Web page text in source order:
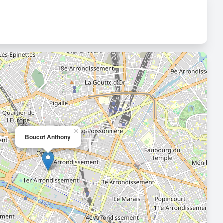
Boucot Anthony
×